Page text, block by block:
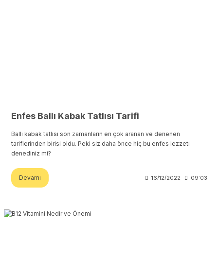
Enfes Ballı Kabak Tatlısı Tarifi
Ballı kabak tatlısı son zamanların en çok aranan ve denenen
tariflerinden birisi oldu. Peki siz daha önce hiç bu enfes lezzeti
denediniz mi?
Devamı 16/12/2022 09:03